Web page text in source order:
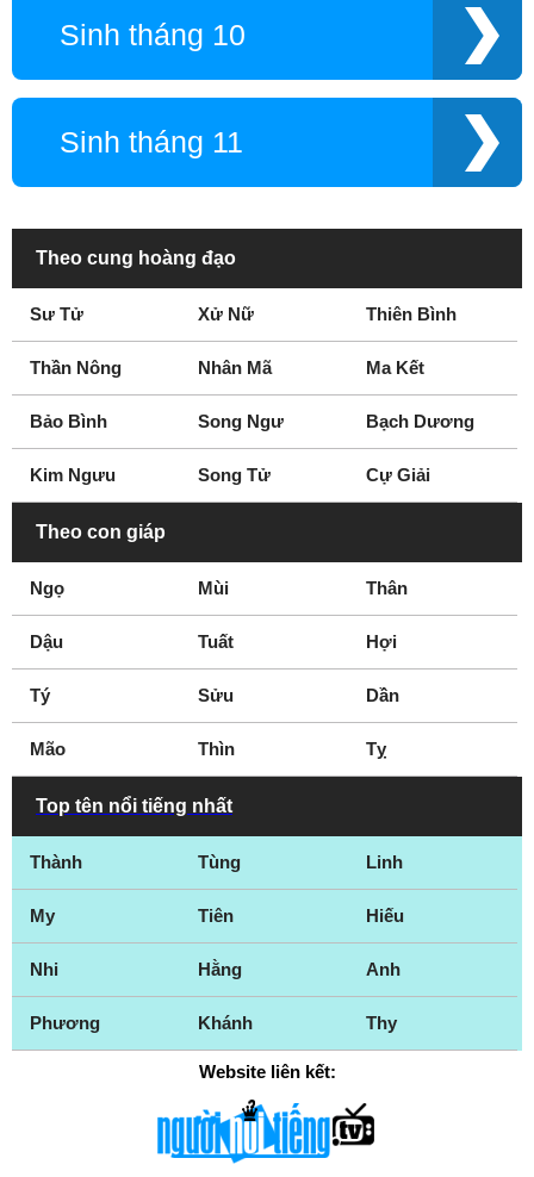
Sinh tháng 10
Sinh tháng 11
Theo cung hoàng đạo
Sư Tử Xử Nữ Thiên Bình
Thần Nông Nhân Mã Ma Kết
Bảo Bình Song Ngư Bạch Dương
Kim Ngưu Song Tử Cự Giải
Theo con giáp
Ngọ Mùi Thân
Dậu Tuất Hợi
Tý Sửu Dần
Mão Thìn Tỵ
Top tên nổi tiếng nhất
Thành Tùng Linh
My Tiên Hiếu
Nhi Hằng Anh
Phương Khánh Thy
Website liên kết: